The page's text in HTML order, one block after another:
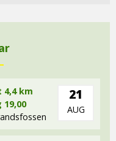
4,4 km
21
AUG